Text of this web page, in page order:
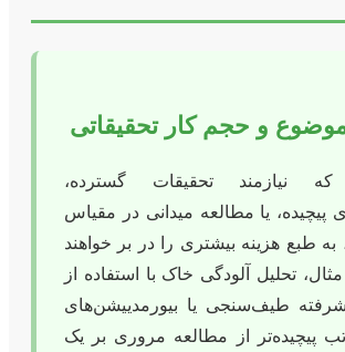
و حجم کار تحقیقاتی
نیازمند تحقیقات گسترده،
یا مطالعه میدانی در مقیاس
به طبع هزینه بیشتری را در بر خواهند
تحلیل آلودگی خاک با استفاده از
طیف‌سنجی یا بیورمدییشن‌های
پیچیده‌تر از مطالعه مروری بر یک